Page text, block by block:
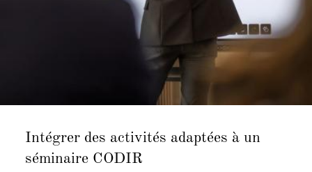
Intégrer des activités adaptées à un
séminaire CODIR